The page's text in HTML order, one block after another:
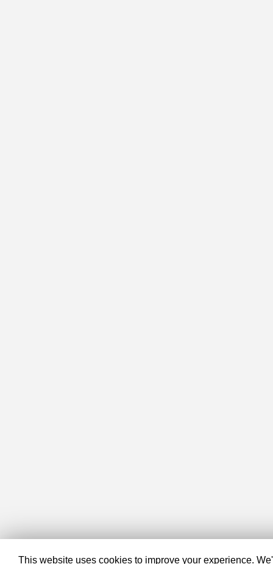
This website uses cookies to improve your experience.